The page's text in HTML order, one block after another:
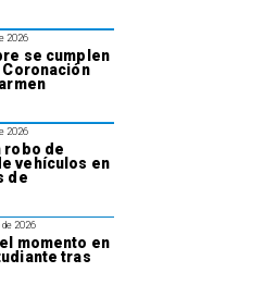
2026
se cumplen
Coronación
2026
robo de
vehículos en
de
2026
momento en
tras